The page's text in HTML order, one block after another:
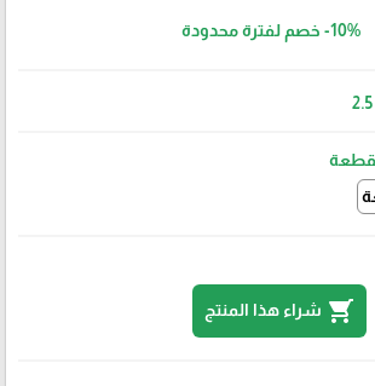
-10% خصم لفترة محدودة
2.5
shopping_cart شراء هذا المنتج